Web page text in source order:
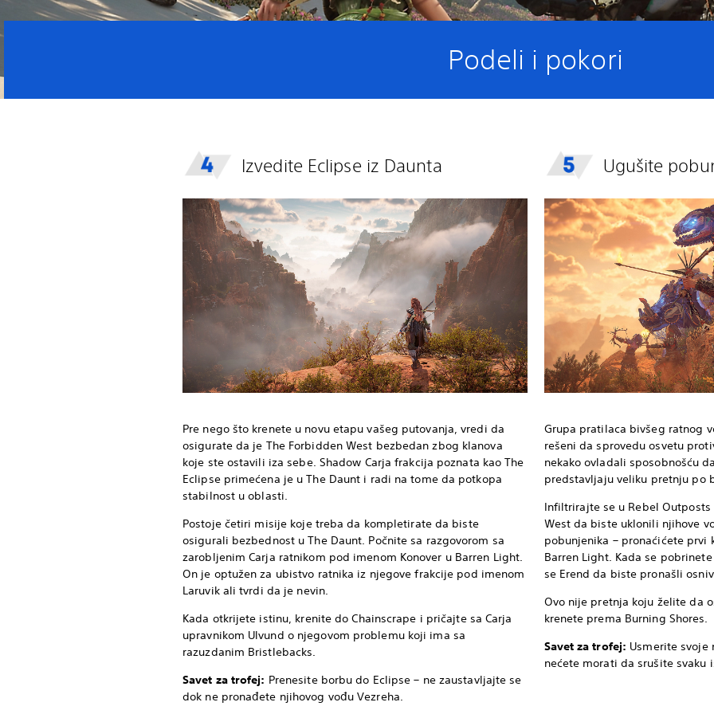
Podeli i pokori
Izvedite Eclipse iz Daunta
Pre nego što krenete u novu etapu vašeg putovanja, vredi da
osigurate da je The Forbidden West bezbedan zbog klanova
koje ste ostavili iza sebe. Shadow Carja frakcija poznata kao The
Eclipse primećena je u The Daunt i radi na tome da potkopa
stabilnost u oblasti.
Postoje četiri misije koje treba da kompletirate da biste
osigurali bezbednost u The Daunt. Počnite sa razgovorom sa
zarobljenim Carja ratnikom pod imenom Konover u Barren Light.
On je optužen za ubistvo ratnika iz njegove frakcije pod imenom
Laruvik ali tvrdi da je nevin.
Kada otkrijete istinu, krenite do Chainscrape i pričajte sa Carja
upravnikom Ulvund o njegovom problemu koji ima sa
razuzdanim Bristlebacks.
Savet za trofej: Prenesite borbu do Eclipse – ne zaustavljajte se
dok ne pronađete njihovog vođu Vezreha.
Ugušite
Grupa pratilaca bivšeg ratnog
rešeni da sprovedu osvetu
nekako ovladali sposobnošću
predstavljaju veliku pretnju po
Infiltrirajte se u Rebel
West da biste uklonili njihove
pobunjenika – pronaćićete prvi
Barren Light. Kada se
se Erend da biste pronašli
Ovo nije pretnja koju želite da
krenete prema Burning Shores.
Savet za trofej: Usmerite svoje
nećete morati da srušite svaku